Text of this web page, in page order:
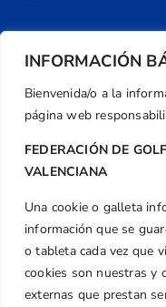
INFORMACIÓN
Bienvenida/o a la
página web
FEDERACIÓN DE
VALENCIANA
Una cookie o galleta
información que se
o tableta cada vez que
cookies son nuestras y
externas que prestan
Centre de
Caballero, Nº